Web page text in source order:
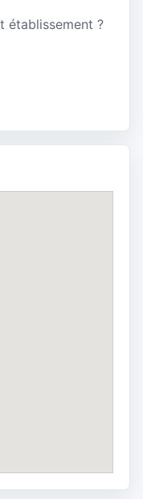
établissement ?